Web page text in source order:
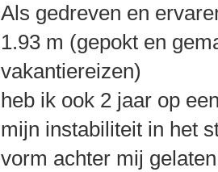
Als gedreven en
1.93 m (gepokt en
vakantiereizen)
heb ik ook 2 jaar op
mijn instabiliteit in het
vorm achter mij